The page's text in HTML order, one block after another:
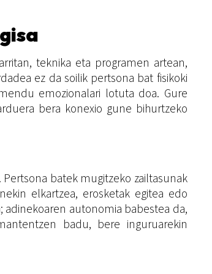
teknika eta programen artean,
ez da soilik pertsona bat fisikoki
emozionalari lotuta doa. Gure
bera konexio gune bihurtzeko
batek mugitzeko zailtasunak
elkartzea, erosketak egitea edo
adinekoaren autonomia babestea da,
badu, bere inguruarekin